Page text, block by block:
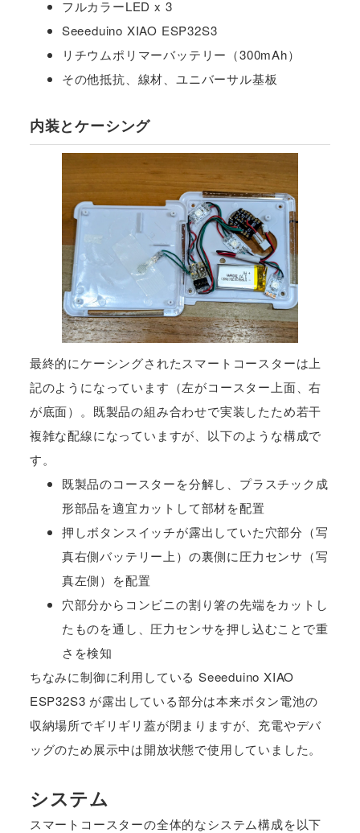
フルカラーLED x 3
Seeeduino XIAO ESP32S3
リチウムポリマーバッテリー（300mAh）
その他抵抗、線材、ユニバーサル基板
内装とケーシング
最終的にケーシングされたスマートコースターは上
記のようになっています（左がコースター上面、右
が底面）。既製品の組み合わせで実装したため若干
複雑な配線になっていますが、以下のような構成で
す。
既製品のコースターを分解し、プラスチック成
形部品を適宜カットして部材を配置
押しボタンスイッチが露出していた穴部分（写
真右側バッテリー上）の裏側に圧力センサ（写
真左側）を配置
穴部分からコンビニの割り箸の先端をカットし
たものを通し、圧力センサを押し込むことで重
さを検知
ちなみに制御に利用している Seeeduino XIAO
ESP32S3 が露出している部分は本来ボタン電池の
収納場所でギリギリ蓋が閉まりますが、充電やデバ
ッグのため展示中は開放状態で使用していました。
システム
スマートコースターの全体的なシステム構成を以下